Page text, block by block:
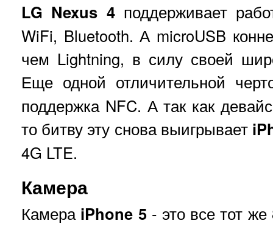
LG Nexus 4поддерживает
WiFi, Bluetooth. А microUSB
чем Lightning, в силу своей
Еще одной отличительной
поддержка NFC. А так как
то битву эту снова выигрывает
4G LTE.
Камера
Камера iPhone 5- это все тот же